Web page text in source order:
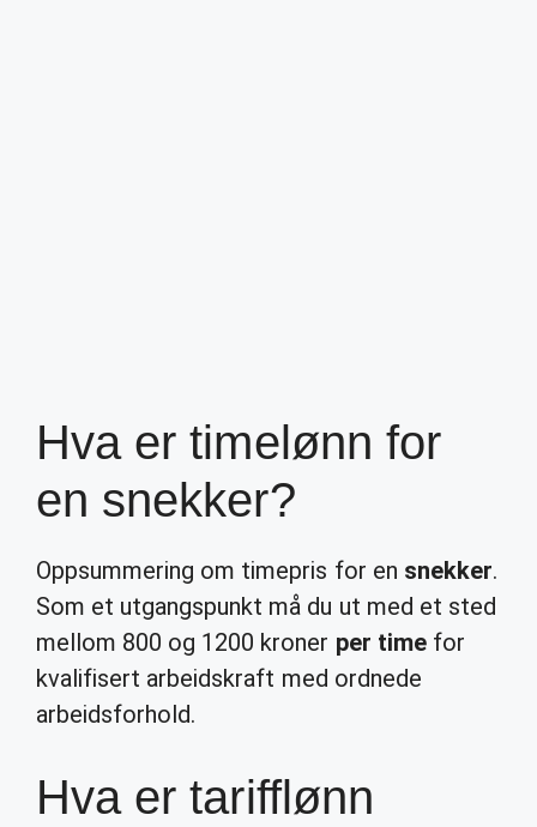
Hva er timelønn for
en snekker?
Oppsummering om timepris for en snekker.
Som et utgangspunkt må du ut med et sted
mellom 800 og 1200 kroner per timefor
kvalifisert arbeidskraft med ordnede
arbeidsforhold.
Hva er tarifflønn